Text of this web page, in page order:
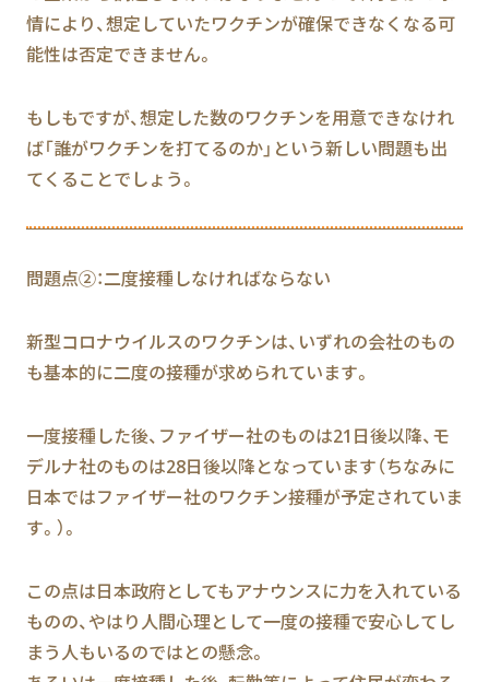
情により、想定していたワクチンが確保できなくなる可
能性は否定できません。
もしもですが、想定した数のワクチンを用意できなけれ
ば「誰がワクチンを打てるのか」という新しい問題も出
てくることでしょう。
問題点②：二度接種しなければならない
新型コロナウイルスのワクチンは、いずれの会社のもの
も基本的に二度の接種が求められています。
一度接種した後、ファイザー社のものは21日後以降、モ
デルナ社のものは28日後以降となっています（ちなみに
日本ではファイザー社のワクチン接種が予定されていま
す。）。
この点は日本政府としてもアナウンスに力を入れている
ものの、やはり人間心理として一度の接種で安心してし
まう人もいるのではとの懸念。